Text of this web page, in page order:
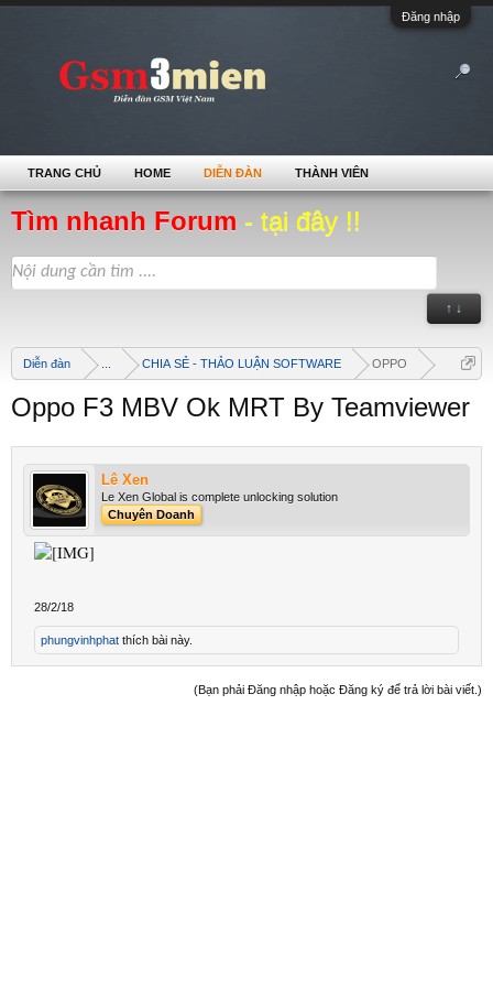
Đăng nhập
Tìm nhanh Forum - tại đây !!
↑ ↓
Diễn đàn CHIA SẺ - THẢO LUẬN SOFTWARE OPPO
Oppo F3 MBV Ok MRT By Teamviewer
Lê Xen
Le Xen Global is complete unlocking solution
Chuyên Doanh
28/2/18
phungvinhphat thích bài này.
(Bạn phải Đăng nhập hoặc Đăng ký để trả lời bài viết.)
TRANG CHỦ HOME DIỄN ĐÀN THÀNH VIÊN